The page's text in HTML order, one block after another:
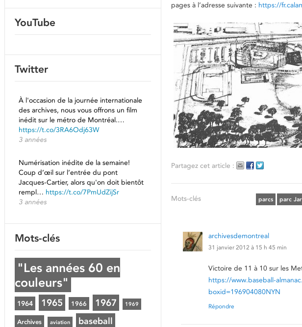
pages à l’adresse suivante : https://
Partagez cet article :
Mots-clés parc
parcs
archivesdemontreal
31 janvier 2012 à 15 h 45 min
Victoire de 11 à 10 sur les
https://www.baseball-
boxid=196904080NYN
Répondre
YouTube
Twitter
À l'occasion de la journée internationale
des archives, nous vous offrons un film
inédit sur le métro de Montréal.…
https://t.co/3RA6Odj63W
3 années
Numérisation inédite de la semaine!
Coup d’œil sur l’entrée du pont
Jacques-Cartier, alors qu'on doit bientôt
rempl… https://t.co/7PmUdZijSr
3 années
Mots-clés
"Les années 60 en
couleurs"
1964 1965 1966 1967 1969
Archives aviation baseball